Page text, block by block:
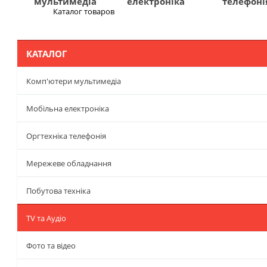
Каталог товаров
КАТАЛОГ
Комп'ютери мультимедіа
Мобільна електроніка
Оргтехніка телефонія
Мережеве обладнання
Побутова техніка
TV та Аудіо
Фото та відео